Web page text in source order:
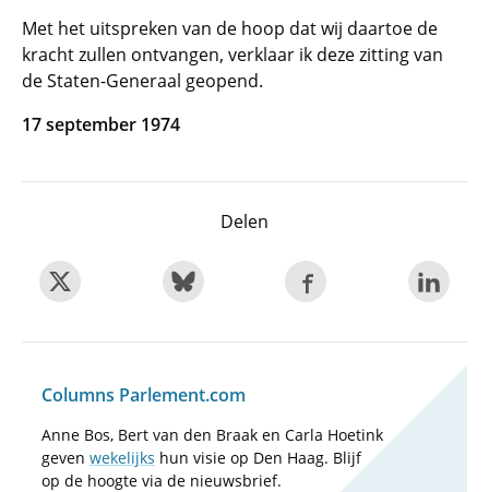
Met het uitspreken van de hoop dat wij daartoe de
kracht zullen ontvangen, verklaar ik deze zitting van
de Staten-Generaal geopend.
17 september 1974
Delen
Columns Parlement.com
Anne Bos, Bert van den Braak en Carla Hoetink
geven wekelijks hun visie op Den Haag. Blijf
op de hoogte via de nieuwsbrief.